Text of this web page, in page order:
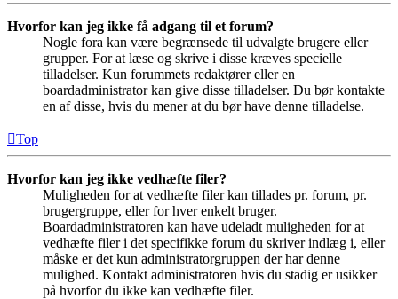
Hvorfor kan jeg ikke få adgang til et forum?
Nogle fora kan være begrænsede til udvalgte brugere eller
grupper. For at læse og skrive i disse kræves specielle
tilladelser. Kun forummets redaktører eller en
boardadministrator kan give disse tilladelser. Du bør kontakte
en af disse, hvis du mener at du bør have denne tilladelse.
Top
Hvorfor kan jeg ikke vedhæfte filer?
Muligheden for at vedhæfte filer kan tillades pr. forum, pr.
brugergruppe, eller for hver enkelt bruger.
Boardadministratoren kan have udeladt muligheden for at
vedhæfte filer i det specifikke forum du skriver indlæg i, eller
måske er det kun administratorgruppen der har denne
mulighed. Kontakt administratoren hvis du stadig er usikker
på hvorfor du ikke kan vedhæfte filer.